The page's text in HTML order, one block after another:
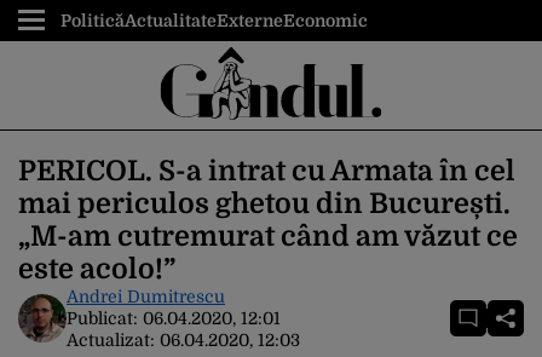
PoliticăActualitateExterneEconomic
PERICOL. S-a intrat cu Armata în cel
mai periculos ghetou din București.
„M-am cutremurat când am văzut ce
este acolo!”
Andrei Dumitrescu
Publicat: 06.04.2020, 12:01
Actualizat: 06.04.2020, 12:03